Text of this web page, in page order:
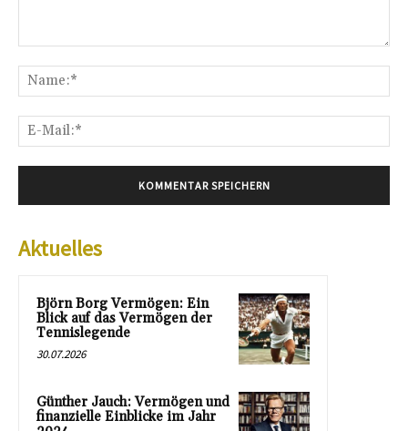
Aktuelles
Björn Borg Vermögen: Ein
Blick auf das Vermögen der
Tennislegende
30.07.2026
Günther Jauch: Vermögen und
finanzielle Einblicke im Jahr